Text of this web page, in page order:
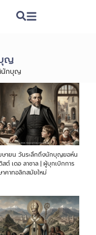
ญ
นักบุญ
ษายน วันระลึกถึงนักบุญยอห์น
ต์ เดอ ลาซาล | ผู้บุกเบิกการ
คาทอลิกสมัยใหม่